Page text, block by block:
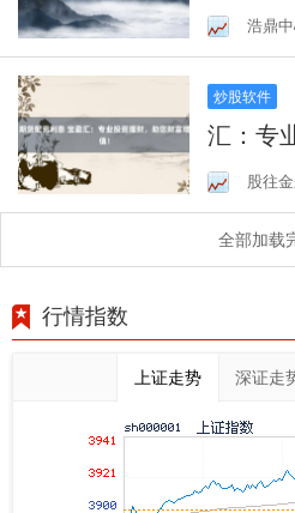
财富增
浩鼎
炒股软件
汇：专
富增值
股往
全部加载
行情指数
上证走势 深证走